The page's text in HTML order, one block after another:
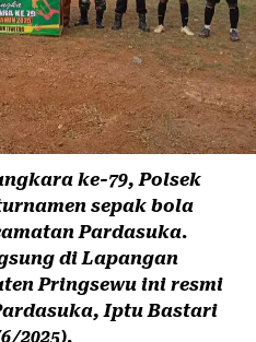
ke-79, Polsek
sepak bola
Pardasuka.
di Lapangan
Pringsewu ini resmi
Iptu Bastari
2025).